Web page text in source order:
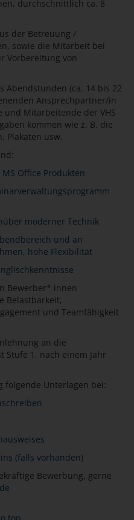
durchschnittlich ca. 8
der Betreuung /
sowie die Mitarbeit bei
Vorbereitung von
Abendstunden (ca. 14 bis 22
Ansprechpartner/in
Mitarbeitende der VHS
kommen wie z. B. die
Plakaten usw.
Office Produkten
moderner Technik
und an
hohe Flexibilität
Bewerber* innen
Belastbarkeit,
und Teamfähigkeit
an die
Stufe 1, nach einem Jahr
folgende Unterlagen bei:
(falls vorhanden)
Bewerbung, gerne